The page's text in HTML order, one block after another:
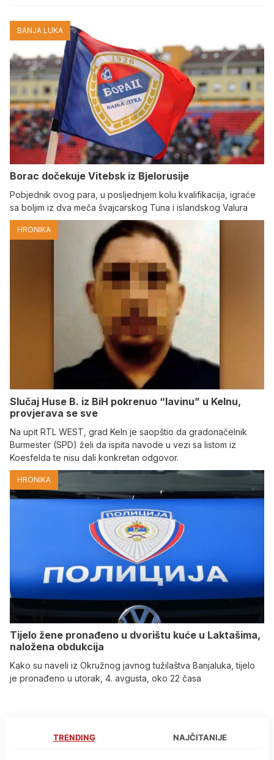
BANJA LUKA
Borac dočekuje Vitebsk iz Bjelorusije
Pobjednik ovog para, u posljednjem kolu kvalifikacija, igraće
sa boljim iz dva meča švajcarskog Tuna i islandskog Valura
HRONIKA
Slučaj Huse B. iz BiH pokrenuo “lavinu” u Kelnu,
provjerava se sve
Na upit RTL WEST, grad Keln je saopštio da gradonačelnik
Burmester (SPD) želi da ispita navode u vezi sa listom iz
Koesfelda te nisu dali konkretan odgovor.
HRONIKA
Tijelo žene pronađeno u dvorištu kuće u Laktašima,
naložena obdukcija
Kako su naveli iz Okružnog javnog tužilaštva Banjaluka, tijelo
je pronađeno u utorak, 4. avgusta, oko 22 časa
TRENDING NAJČITANIJE